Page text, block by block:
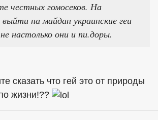
честных гомосеков. На
на майдан украинские геи
настолько они и пи.доры.
сказать что гей это от природы
жизни!??